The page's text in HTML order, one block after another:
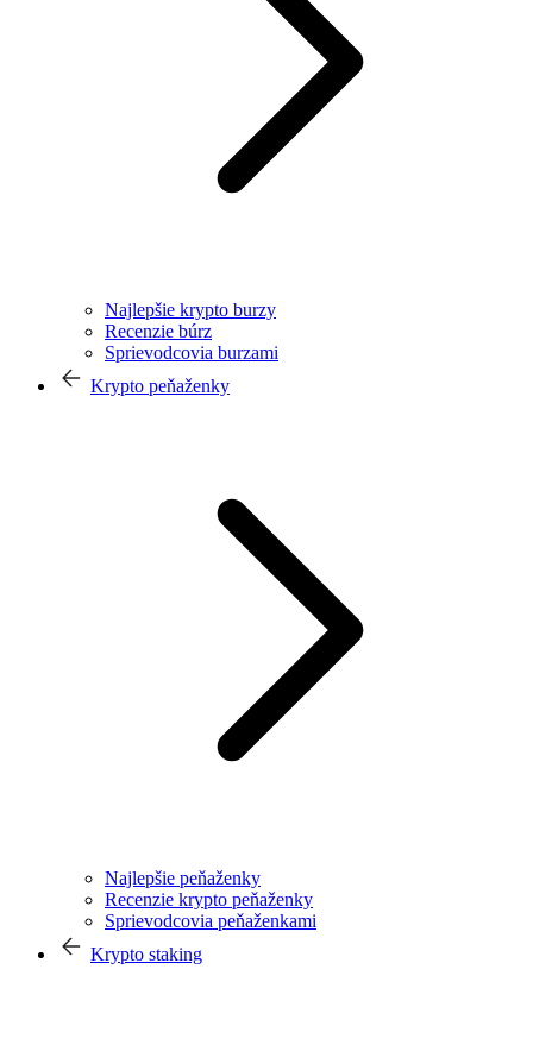
Najlepšie krypto burzy
Recenzie búrz
Sprievodcovia burzami
Krypto peňaženky
Najlepšie peňaženky
Recenzie krypto peňaženky
Sprievodcovia peňaženkami
Krypto staking